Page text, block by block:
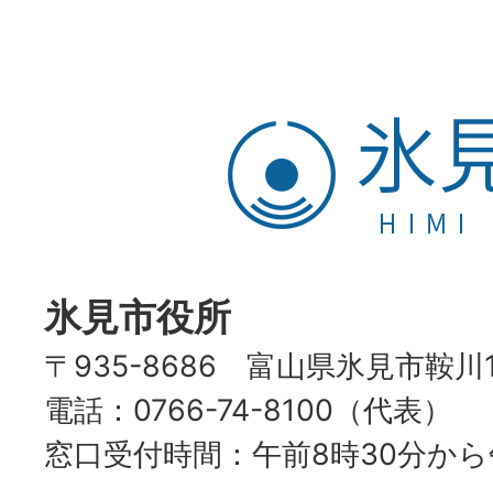
氷
見
市
氷見市役所
〒935-8686 富山県氷見市鞍川
電話：0766-74-8100（代表）
窓口受付時間：午前8時30分か